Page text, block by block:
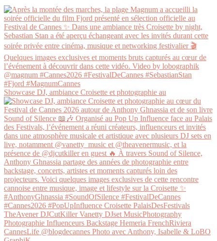
Showcase DJ, ambiance Croisette et photographie au